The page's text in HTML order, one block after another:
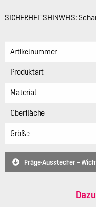
SICHERHEITSHINWEIS:
Artikelnummer
Produktart
Material
Oberfläche
Größe
Präge-Ausstecher –